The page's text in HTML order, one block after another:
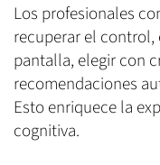
Los profesionales
recuperar el control,
pantalla, elegir con
recomendaciones
Esto enriquece la
cognitiva.